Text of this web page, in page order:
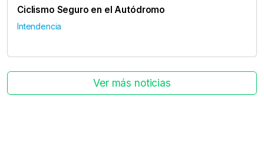
Ciclismo Seguro en el Autódromo
Intendencia
Ver más noticias